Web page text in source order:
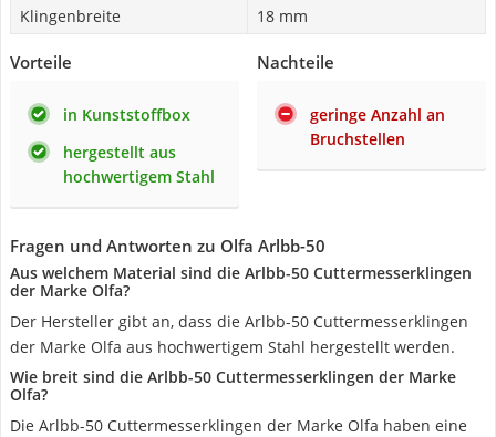
Klingenbreite
18 mm
Vorteile
in Kunststoffbox
hergestellt aus
hochwertigem Stahl
Nachteile
geringe Anzahl an
Bruchstellen
Fragen und Antworten zu Olfa Arlbb-50
Aus welchem Material sind die Arlbb-50 Cuttermesserklingen
der Marke Olfa?
Der Hersteller gibt an, dass die Arlbb-50 Cuttermesserklingen
der Marke Olfa aus hochwertigem Stahl hergestellt werden.
Wie breit sind die Arlbb-50 Cuttermesserklingen der Marke
Olfa?
Die Arlbb-50 Cuttermesserklingen der Marke Olfa haben eine